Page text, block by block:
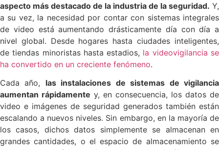
aspecto más destacado de la industria de la seguridad. Y,
a su vez, la necesidad por contar con sistemas integrales
de video está aumentando drásticamente día con día a
nivel global. Desde hogares hasta ciudades inteligentes,
de tiendas minoristas hasta estadios, la videovigilancia se
ha convertido en un creciente fenómeno.
Cada año, las instalaciones de sistemas de vigilancia
aumentan rápidamente y, en consecuencia, los datos de
video e imágenes de seguridad generados también están
escalando a nuevos niveles. Sin embargo, en la mayoría de
los casos, dichos datos simplemente se almacenan en
grandes cantidades, o el espacio de almacenamiento se